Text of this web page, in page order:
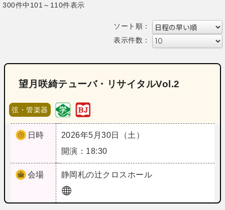
300件中101～110件表示
ソート順：
表示件数：
望月咲綺テューバ・リサイタルVol.2
弦・管楽器
日時
2026年5月30日（土）
開演：18:30
会場 静岡札の辻クロスホール